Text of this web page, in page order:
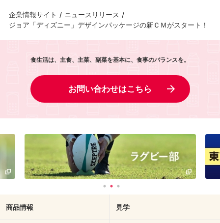
企業情報サイト / ニュースリリース /
ジョア「ディズニー」デザインパッケージの新ＣＭがスタート！
食生活は、主食、主菜、副菜を基本に、食事のバランスを。
お問い合わせはこちら
商品情報 見学